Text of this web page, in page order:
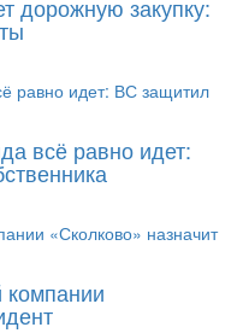
дорожную закупку:
всё равно идет: